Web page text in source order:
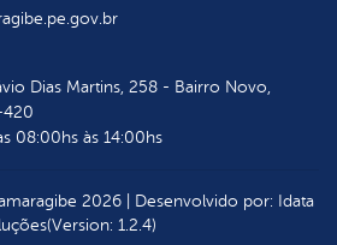
Dias Martins, 258 - Bairro Novo,
420
08:00hs às 14:00hs
2026| Desenvolvido por: Idata
(Version: 1.2.4)